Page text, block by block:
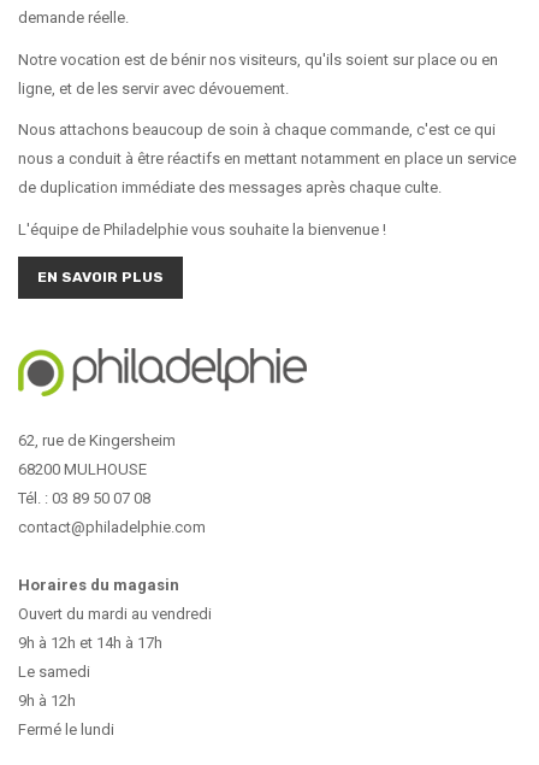
demande réelle.
Notre vocation est de bénir nos visiteurs, qu'ils soient sur place ou en
ligne, et de les servir avec dévouement.
Nous attachons beaucoup de soin à chaque commande, c'est ce qui
nous a conduit à être réactifs en mettant notamment en place un service
de duplication immédiate des messages après chaque culte.
L'équipe de Philadelphie vous souhaite la bienvenue !
EN SAVOIR PLUS
62, rue de Kingersheim
68200 MULHOUSE
Tél. : 03 89 50 07 08
contact@philadelphie.com
Horaires du magasin
Ouvert du mardi au vendredi
9h à 12h et 14h à 17h
Le samedi
9h à 12h
Fermé le lundi